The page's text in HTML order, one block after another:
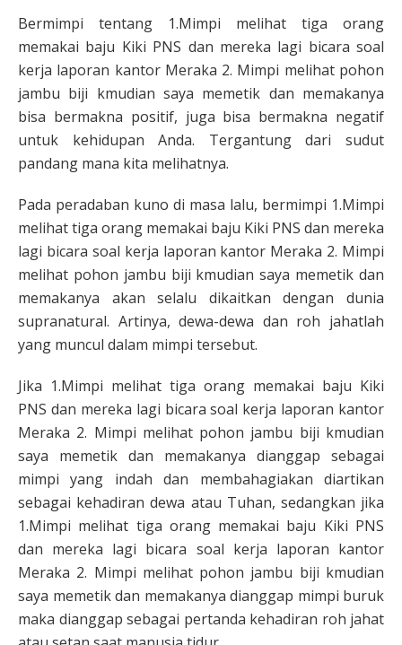
Bermimpi tentang 1.Mimpi melihat tiga orang
memakai baju Kiki PNS dan mereka lagi bicara soal
kerja laporan kantor Meraka 2. Mimpi melihat pohon
jambu biji kmudian saya memetik dan memakanya
bisa bermakna positif, juga bisa bermakna negatif
untuk kehidupan Anda. Tergantung dari sudut
pandang mana kita melihatnya.
Pada peradaban kuno di masa lalu, bermimpi 1.Mimpi
melihat tiga orang memakai baju Kiki PNS dan mereka
lagi bicara soal kerja laporan kantor Meraka 2. Mimpi
melihat pohon jambu biji kmudian saya memetik dan
memakanya akan selalu dikaitkan dengan dunia
supranatural. Artinya, dewa-dewa dan roh jahatlah
yang muncul dalam mimpi tersebut.
Jika 1.Mimpi melihat tiga orang memakai baju Kiki
PNS dan mereka lagi bicara soal kerja laporan kantor
Meraka 2. Mimpi melihat pohon jambu biji kmudian
saya memetik dan memakanya dianggap sebagai
mimpi yang indah dan membahagiakan diartikan
sebagai kehadiran dewa atau Tuhan, sedangkan jika
1.Mimpi melihat tiga orang memakai baju Kiki PNS
dan mereka lagi bicara soal kerja laporan kantor
Meraka 2. Mimpi melihat pohon jambu biji kmudian
saya memetik dan memakanya dianggap mimpi buruk
maka dianggap sebagai pertanda kehadiran roh jahat